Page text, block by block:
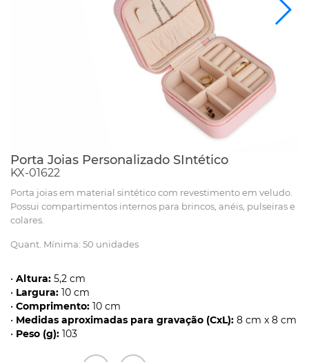
Porta Joias Personalizado SIntético
KX-01622
Porta joias em material sintético com revestimento em veludo.
Possui compartimentos internos para brincos, anéis, pulseiras e
colares.
Quant. Mínima: 50 unidades
• Altura: 5,2 cm
• Largura: 10 cm
• Comprimento: 10 cm
• Medidas aproximadas para gravação (CxL): 8 cm x 8 cm
• Peso (g): 103